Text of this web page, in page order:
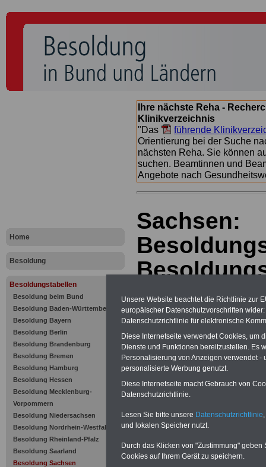
Home
Besoldung
Besoldungstabellen
Besoldung beim Bund
Besoldung Baden-Württemberg
Besoldung Bayern
Besoldung Berlin
Besoldung Brandenburg
Besoldung Bremen
Besoldung Hamburg
Besoldung Hessen
Besoldung Mecklenburg-
Vorpommern
Besoldung Niedersachsen
Besoldung Nordrhein-Westfalen
Besoldung Rheinland-Pfalz
Besoldung Saarland
Besoldung Sachsen
Ihre nächste Reha -
Klinikverzeichnis
"Das
führende
Orientierung bei der Suche
nächsten Reha. Sie können
suchen. Beamtinnen und
Angebote nach
Sachsen:
1.2.2025
>>>Mehr Infos
Unsere Website beachtet die Richtlinie zur
europäischer Datenschutzvorschriften
Datenschutzrichtlinie für elektronische
Diese Internetseite verwendet Cookies, um
Dienste und Funktionen bereitzustellen. Es
Personalisierung von Anzeigen verwendet
personalisierte Werbung genutzt.
Diese Internetseite macht Gebrauch von
Datenschutzrichtlinie.
Lesen Sie bitte unsere Datenschutzrichtlinie
und lokalen Speicher nutzt.
Durch das Klicken von "Zustimmung"
Cookies auf Ihrem Gerät zu speichern.